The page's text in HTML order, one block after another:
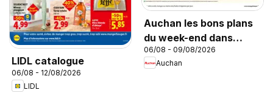
LIDL catalogue
06/08 - 12/08/2026
LIDL
Auchan les bons plans
du week-end dans
votre hyper
06/08 - 09/08/2026
Auchan